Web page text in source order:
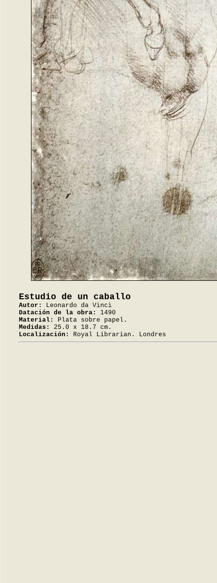
Estudio de un caballo
Autor:
Leonardo da Vinci
Datación de la obra:
1490
Material:
Plata sobre papel.
Medidas:
25.0 x 18.7 cm.
Localización:
Royal Librarian. Londres